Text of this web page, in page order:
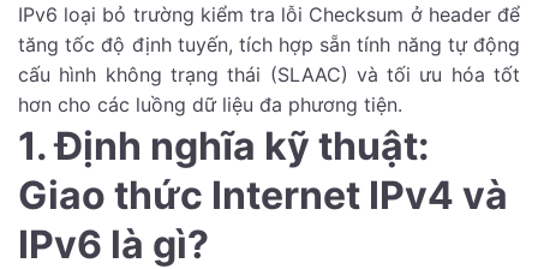
IPv6 loại bỏ trường kiểm tra lỗi Checksum ở header để
tăng tốc độ định tuyến, tích hợp sẵn tính năng tự động
cấu hình không trạng thái (SLAAC) và tối ưu hóa tốt
hơn cho các luồng dữ liệu đa phương tiện.
1. Định nghĩa kỹ thuật:
Giao thức Internet IPv4 và
IPv6 là gì?